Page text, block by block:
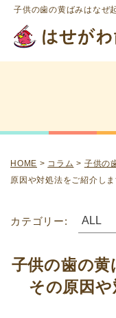
子供の歯の黄ばみはなぜ
HOME > コラム > 子供の
原因や対処法をご紹介し
カテゴリー:
子供の歯の
その原因